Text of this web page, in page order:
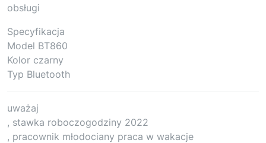
obsługi
Specyfikacja
Model BT860
Kolor czarny
Typ Bluetooth
uważaj
, stawka roboczogodziny 2022
, pracownik młodociany praca w wakacje